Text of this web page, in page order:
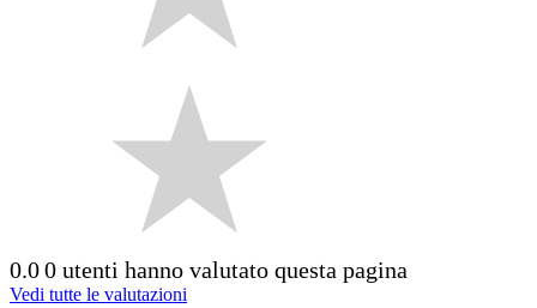
0.00 utenti hanno valutato questa pagina
Vedi tutte le valutazioni